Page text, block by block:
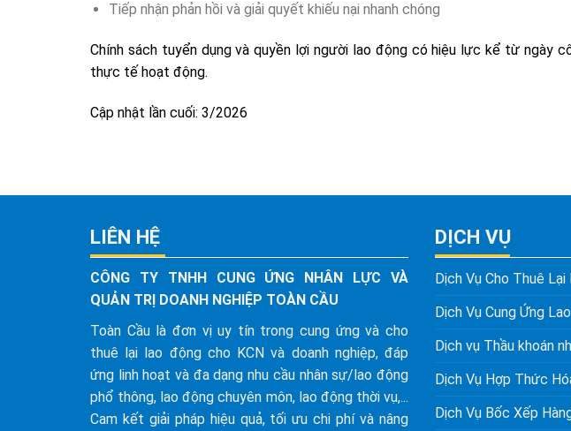
Tiếp nhận phản hồi và giải quyết khiếu nại nhanh chóng
Chính sách tuyển dụng và quyền lợi người lao động có hiệu lực kể từ
thực tế hoạt động.
Cập nhật lần cuối: 3/2026
LIÊN HỆ
CÔNG TY TNHH CUNG ỨNG NHÂN LỰC VÀ
QUẢN TRỊ DOANH NGHIỆP TOÀN CẦU
Toàn Cầu là đơn vị uy tín trong cung ứng và cho
thuê lại lao động cho KCN và doanh nghiệp, đáp
ứng linh hoạt và đa dạng nhu cầu nhân sự/lao động
phổ thông, lao động chuyên môn, lao động thời vụ,...
Cam kết giải pháp hiệu quả, tối ưu chi phí và nâng
DỊCH VỤ
Dịch Vụ Cho Thuê
Dịch Vụ Cung Ứng
Dịch vụ Thầu khoán
Dịch Vụ Hợp Thức
Dịch Vụ Bốc Xếp